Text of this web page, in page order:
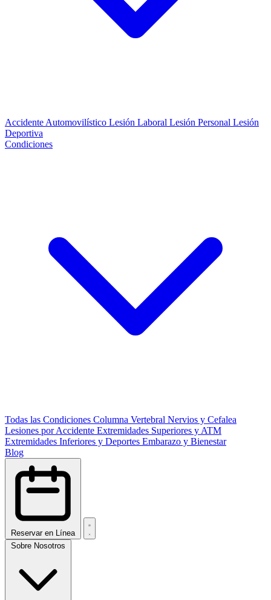
Accidente Automovilístico Lesión Laboral Lesión Personal Lesión
Deportiva
Condiciones
Todas las Condiciones Columna Vertebral Nervios y Cefalea
Lesiones por Accidente Extremidades Superiores y ATM
Extremidades Inferiores y Deportes Embarazo y Bienestar
Blog
Reservar en Línea